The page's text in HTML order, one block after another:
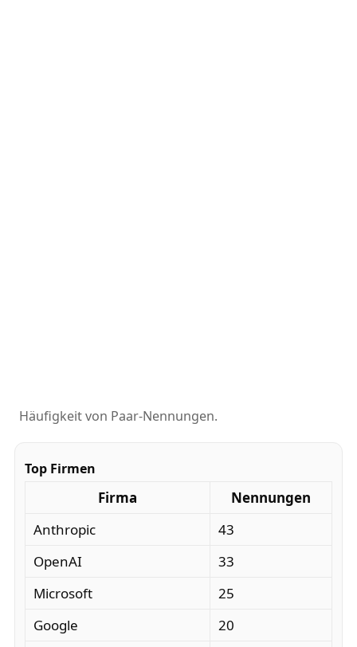
Häufigkeit von Paar-Nennungen.
Top Firmen
Firma
Nennungen
Anthropic
43
OpenAI
33
Microsoft
25
Google
20